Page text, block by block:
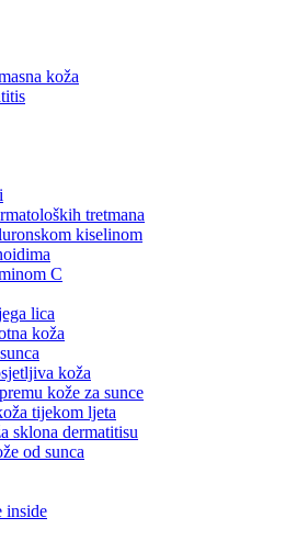
koža
tretmana
kiselinom
C
lica
koža
koža
kože za sunce
tijekom ljeta
sklona dermatitisu
od sunca
inside